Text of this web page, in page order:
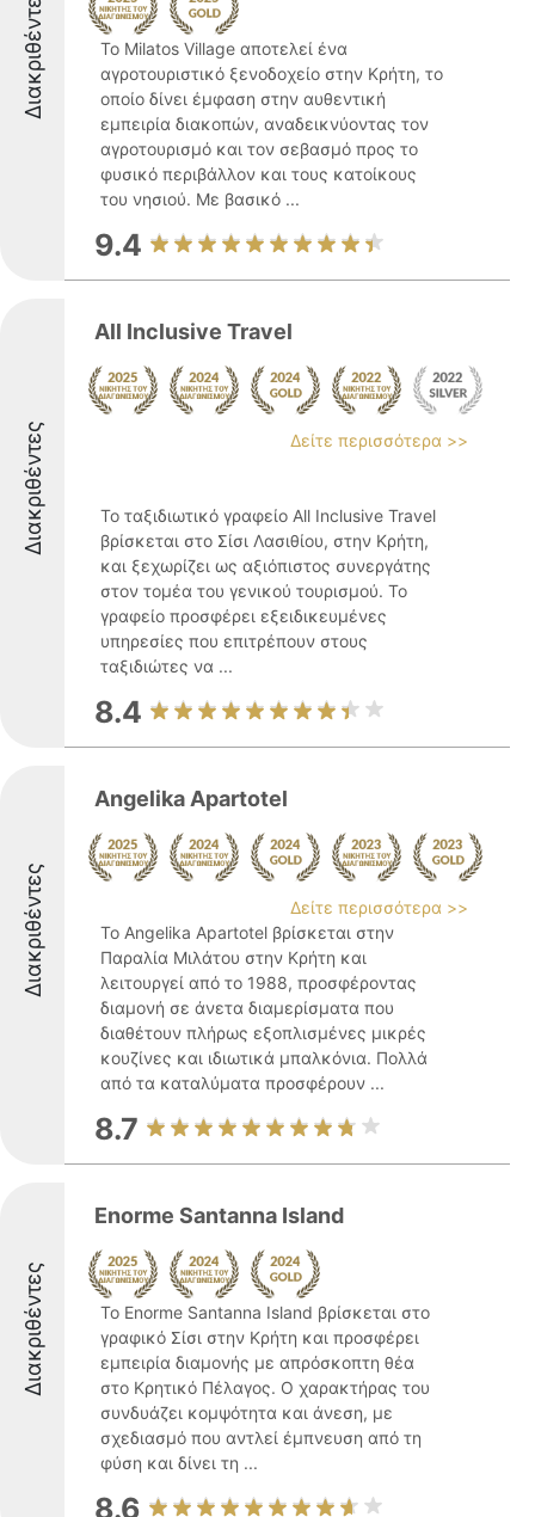
Διακριθέντες
Το Milatos Village αποτελεί ένα
αγροτουριστικό ξενοδοχείο στην Κρήτη, το
οποίο δίνει έμφαση στην αυθεντική
εμπειρία διακοπών, αναδεικνύοντας τον
αγροτουρισμό και τον σεβασμό προς το
φυσικό περιβάλλον και τους κατοίκους
του νησιού. Με βασικό ...
9.4
Διακριθέντες
All Inclusive Travel
Δείτε περισσότερα >>
Το ταξιδιωτικό γραφείο All Inclusive Travel
βρίσκεται στο Σίσι Λασιθίου, στην Κρήτη,
και ξεχωρίζει ως αξιόπιστος συνεργάτης
στον τομέα του γενικού τουρισμού. Το
γραφείο προσφέρει εξειδικευμένες
υπηρεσίες που επιτρέπουν στους
ταξιδιώτες να ...
8.4
Διακριθέντες
Angelika Apartotel
Δείτε περισσότερα >>
Το Angelika Apartotel βρίσκεται στην
Παραλία Μιλάτου στην Κρήτη και
λειτουργεί από το 1988, προσφέροντας
διαμονή σε άνετα διαμερίσματα που
διαθέτουν πλήρως εξοπλισμένες μικρές
κουζίνες και ιδιωτικά μπαλκόνια. Πολλά
από τα καταλύματα προσφέρουν ...
8.7
Διακριθέντες
Enorme Santanna Island
Το Enorme Santanna Island βρίσκεται στο
γραφικό Σίσι στην Κρήτη και προσφέρει
εμπειρία διαμονής με απρόσκοπτη θέα
στο Κρητικό Πέλαγος. Ο χαρακτήρας του
συνδυάζει κομψότητα και άνεση, με
σχεδιασμό που αντλεί έμπνευση από τη
φύση και δίνει τη ...
8.6